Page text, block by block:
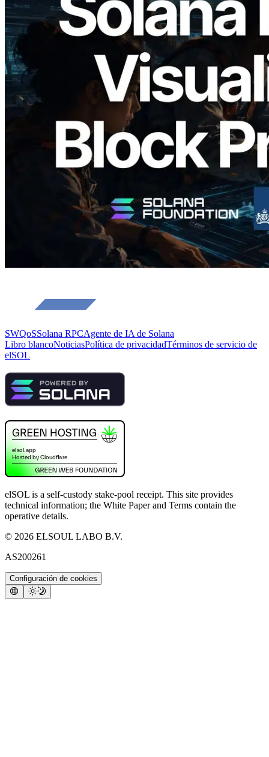
2026.05.24
Validators Solutions lanza el Solana Block
Analyzer — Visualización del tiempo de
producción de bloque por slot y del
Validador asignado
Leer este artículo
SWQoSSolana RPCAgente de IA de Solana
Libro blancoNoticiasPolítica de privacidadTérminos de servicio de
elSOL
elSOL is a self-custody stake-pool receipt. This site provides
technical information; the White Paper and Terms contain the
operative details.
© 2026 ELSOUL LABO B.V.
AS200261
Configuración de cookies